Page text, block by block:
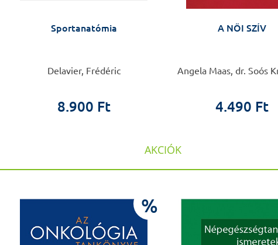
Sportanatómia
Delavier, Frédéric
8.900 Ft
A NŐI SZÍV
Angela Maas, dr. Soós
4.490 Ft
AKCIÓK
%